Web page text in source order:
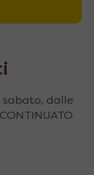
sabato, dalle